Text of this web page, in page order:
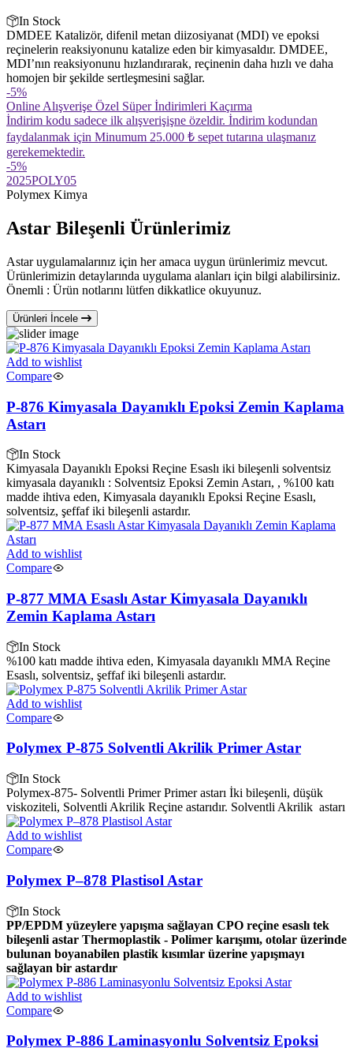
In Stock
DMDEE Katalizör, difenil metan diizosiyanat (MDI) ve epoksi
reçinelerin reaksiyonunu katalize eden bir kimyasaldır. DMDEE,
MDI’nın reaksiyonunu hızlandırarak, reçinenin daha hızlı ve daha
homojen bir şekilde sertleşmesini sağlar.
-5%
Online Alışverişe Özel Süper İndirimleri Kaçırma
İndirim kodu sadece ilk alışverişişne özeldir. İndirim kodundan
faydalanmak için Minumum 25.000 ₺ sepet tutarına ulaşmanız
gerekemektedir.
-5%
2025POLY05
Polymex Kimya
Astar Bileşenli Ürünlerimiz
Astar uygulamalarınız için her amaca uygun ürünlerimiz mevcut.
Ürünlerimizin detaylarında uygulama alanları için bilgi alabilirsiniz.
Önemli : Ürün notlarını lütfen dikkatlice okuyunuz.
Ürünleri İncele
Add to wishlist
Compare
P-876 Kimyasala Dayanıklı Epoksi Zemin Kaplama
Astarı
In Stock
Kimyasala Dayanıklı Epoksi Reçine Esaslı iki bileşenli solventsiz
kimyasala dayanıklı : Solventsiz Epoksi Zemin Astarı, , %100 katı
madde ihtiva eden, Kimyasala dayanıklı Epoksi Reçine Esaslı,
solventsiz, şeffaf iki bileşenli astardır.
Add to wishlist
Compare
P-877 MMA Esaslı Astar Kimyasala Dayanıklı
Zemin Kaplama Astarı
In Stock
%100 katı madde ihtiva eden, Kimyasala dayanıklı MMA Reçine
Esaslı, solventsiz, şeffaf iki bileşenli astardır.
Add to wishlist
Compare
Polymex P-875 Solventli Akrilik Primer Astar
In Stock
Polymex-875- Solventli Primer Primer astarı İki bileşenli, düşük
viskoziteli, Solventli Akrilik Reçine astarıdır. Solventli Akrilik astarı
Add to wishlist
Compare
Polymex P–878 Plastisol Astar
In Stock
PP/EPDM yüzeylere yapışma sağlayan CPO reçine esaslı tek
bileşenli astar Thermoplastik - Polimer karışımı, otolar üzerinde
bulunan boyanabilen plastik kısımlar üzerine yapışmayı
sağlayan bir astardır
Add to wishlist
Compare
Polymex P-886 Laminasyonlu Solventsiz Epoksi